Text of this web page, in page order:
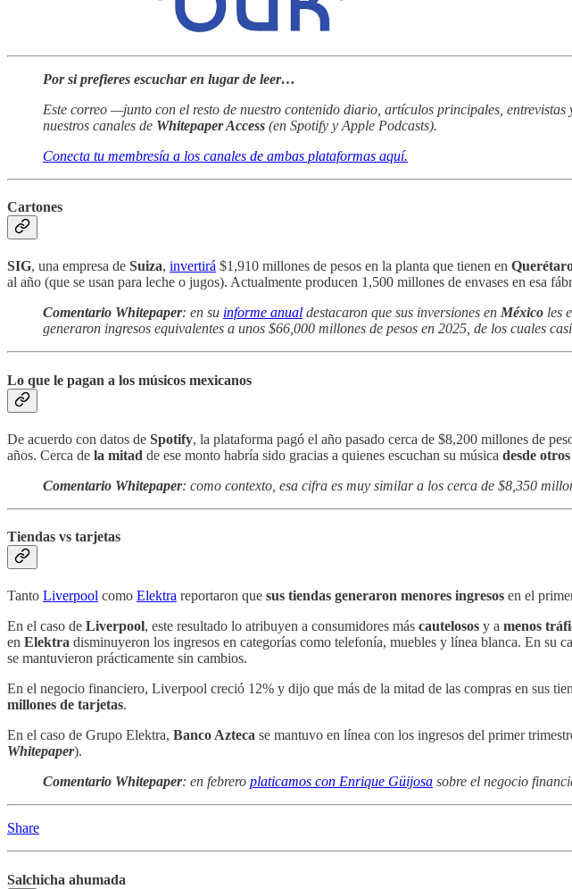
Por si prefieres escuchar en lugar de leer…
Este correo —junto con el resto de nuestro contenido diario, artículos principales,
nuestros canales de Whitepaper Access (en Spotify y Apple Podcasts).
Conecta tu membresía a los canales de ambas plataformas aquí.
Cartones
SIG, una empresa de Suiza, invertirá $1,910 millones de pesos en la planta que tienen en
al año (que se usan para leche o jugos). Actualmente producen 1,500 millones de envases en esa
Comentario Whitepaper: en su informe anual destacaron que sus inversiones en México les
generaron ingresos equivalentes a unos $66,000 millones de pesos en 2025, de los cuales
Lo que le pagan a los músicos mexicanos
De acuerdo con datos de Spotify, la plataforma pagó el año pasado cerca de $8,200 millones de
años. Cerca de la mitad de ese monto habría sido gracias a quienes escuchan su música desde
Comentario Whitepaper: como contexto, esa cifra es muy similar a los cerca de $8,350
Tiendas vs tarjetas
Tanto Liverpool como Elektra reportaron que sus tiendas generaron menores ingresos en el
En el caso de Liverpool, este resultado lo atribuyen a consumidores más cautelosos y a menos
en Elektra disminuyeron los ingresos en categorías como telefonía, muebles y línea blanca. En su
se mantuvieron prácticamente sin cambios.
En el negocio financiero, Liverpool creció 12% y dijo que más de la mitad de las compras en sus
millones de tarjetas.
En el caso de Grupo Elektra, Banco Azteca se mantuvo en línea con los ingresos del primer
Whitepaper).
Comentario Whitepaper: en febrero platicamos con Enrique Güijosa sobre el negocio
Share
Salchicha ahumada